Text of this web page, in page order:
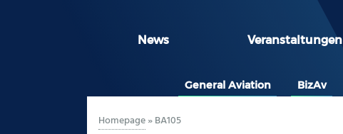
News Veranstaltungen
General Aviation BizAv
Homepage»BA105